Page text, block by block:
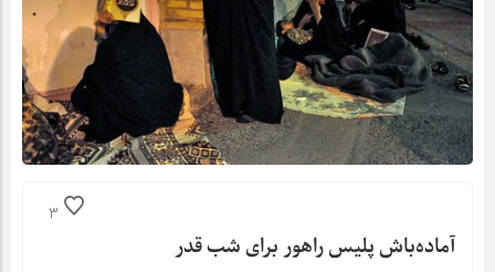
3
آماده‌باش پلیس راهور برای شب قدر